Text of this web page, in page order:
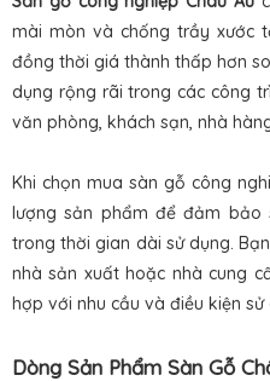
mài mòn và chống trầy xước
đồng thời giá thành thấp hơn
dụng rộng rãi trong các công
văn phòng, khách sạn, nhà
Khi chọn mua sàn gỗ công
lượng sản phẩm để đảm
trong thời gian dài sử dụng.
nhà sản xuất hoặc nhà cung
hợp với nhu cầu và điều kiện sử
Dòng Sản Phẩm Sàn Gỗ